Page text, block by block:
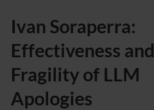
Ivan Soraperra:
Effectiveness and
Fragility of LLM
Apologies